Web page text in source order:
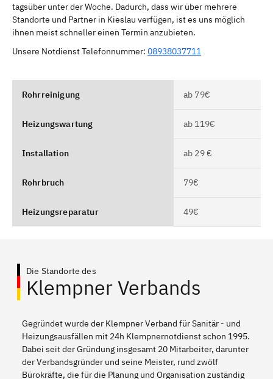
tagsüber unter der Woche. Dadurch, dass wir über mehrere
Standorte und Partner in Kieslau verfügen, ist es uns möglich
ihnen meist schneller einen Termin anzubieten.
Unsere Notdienst Telefonnummer: 08938037711
Rohrreinigung ab 79€
Heizungswartung ab 119€
Installation ab 29 €
Rohrbruch 79€
Heizungsreparatur 49€
Die Standorte des
Klempner Verbands
Gegründet wurde der Klempner Verband für Sanitär - und
Heizungsausfällen mit 24h Klempnernotdienst schon 1995.
Dabei seit der Gründung insgesamt 20 Mitarbeiter, darunter
der Verbandsgründer und seine Meister, rund zwölf
Bürokräfte, die für die Planung und Organisation zuständig